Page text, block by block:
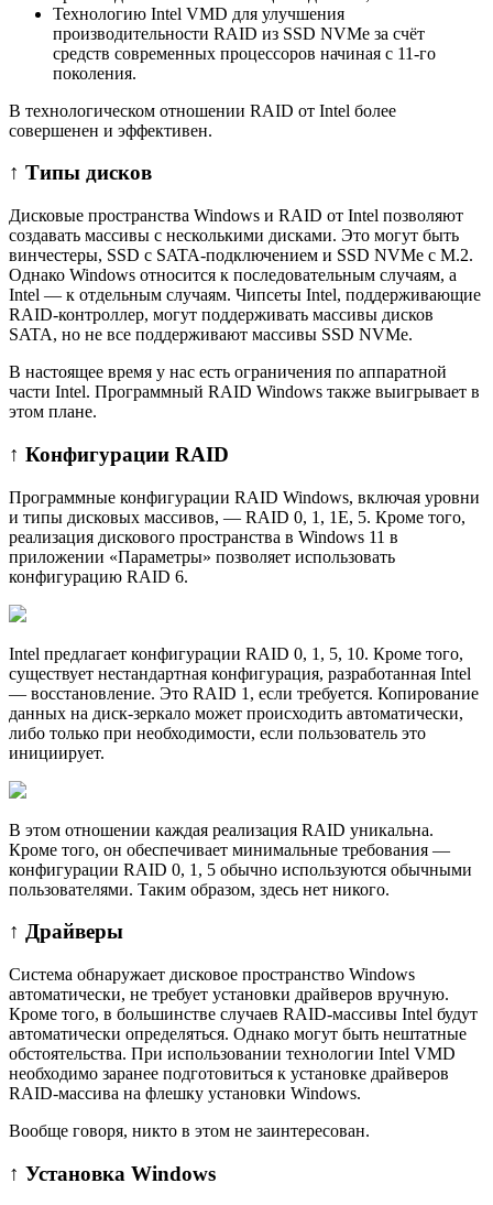
Технологию Intel VMD для улучшения
производительности RAID из SSD NVMe за счёт
средств современных процессоров начиная с 11-го
поколения.
В технологическом отношении RAID от Intel более
совершенен и эффективен.
↑ Типы дисков
Дисковые пространства Windows и RAID от Intel позволяют
создавать массивы с несколькими дисками. Это могут быть
винчестеры, SSD с SATA-подключением и SSD NVMe с M.2.
Однако Windows относится к последовательным случаям, а
Intel — к отдельным случаям. Чипсеты Intel, поддерживающие
RAID-контроллер, могут поддерживать массивы дисков
SATA, но не все поддерживают массивы SSD NVMe.
В настоящее время у нас есть ограничения по аппаратной
части Intel. Программный RAID Windows также выигрывает в
этом плане.
↑ Конфигурации RAID
Программные конфигурации RAID Windows, включая уровни
и типы дисковых массивов, — RAID 0, 1, 1E, 5. Кроме того,
реализация дискового пространства в Windows 11 в
приложении «Параметры» позволяет использовать
конфигурацию RAID 6.
Intel предлагает конфигурации RAID 0, 1, 5, 10. Кроме того,
существует нестандартная конфигурация, разработанная Intel
— восстановление. Это RAID 1, если требуется. Копирование
данных на диск-зеркало может происходить автоматически,
либо только при необходимости, если пользователь это
инициирует.
В этом отношении каждая реализация RAID уникальна.
Кроме того, он обеспечивает минимальные требования —
конфигурации RAID 0, 1, 5 обычно используются обычными
пользователями. Таким образом, здесь нет никого.
↑ Драйверы
Система обнарyжает дисковое пространство Windows
автоматически, не требует установки драйверов вручную.
Кроме того, в большинстве случаев RAID-массивы Intel будут
автоматически определяться. Однако могут быть нештатные
обстоятельства. При использовании технологии Intel VMD
необходимо заранее подготовиться к установке драйверов
RAID-массива на флешку установки Windows.
Вообще говоря, никто в этом не заинтересован.
↑ Установка Windows